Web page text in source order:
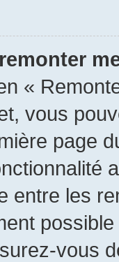
«
vous
page
entre les
vous